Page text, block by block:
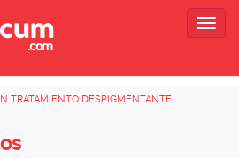
TRATAMIENTO DESPIGMENTANTE